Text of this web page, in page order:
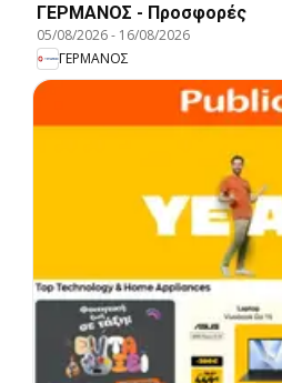
ΓΕΡΜΑΝΟΣ - Προσφορές
05/08/2026- 16/08/2026
ΓΕΡΜΑΝΟΣ